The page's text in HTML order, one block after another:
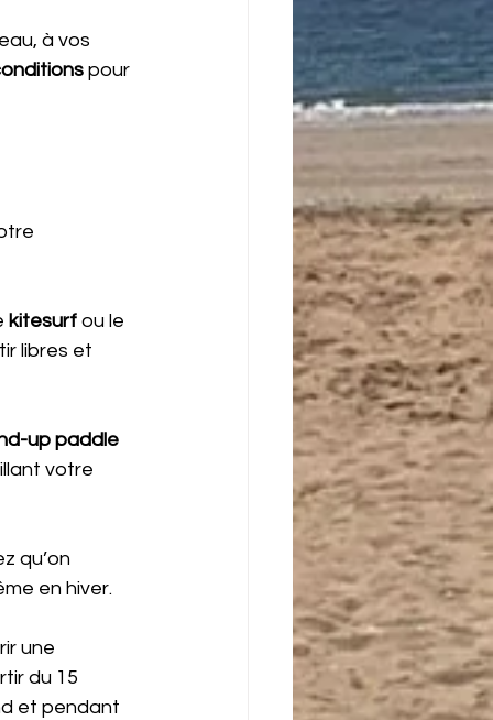
à vos
pour
kitesurf ou le
libres et
up paddle
votre
qu’on
en hiver.
une
du 15
et pendant